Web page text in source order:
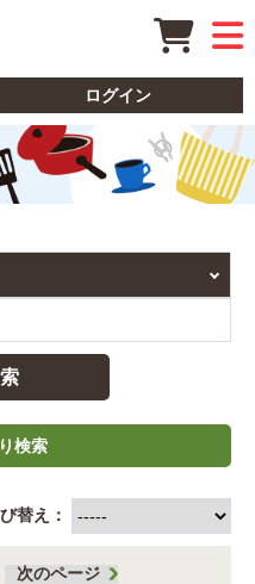
ログイン
替え：
次のページ